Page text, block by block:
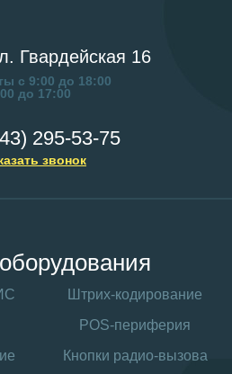
Гвардейская 16
с 9:00 до 18:00
до 17:00
295-53-75
звонок
Штрих-кодирование
POS-периферия
Кнопки радио-вызова